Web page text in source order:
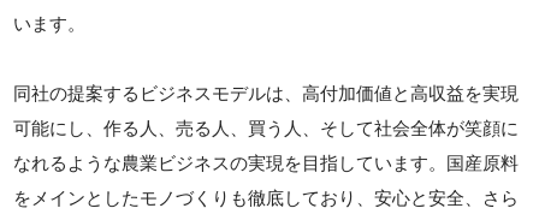
います。
同社の提案するビジネスモデルは、高付加価値と高収益を実現
可能にし、作る人、売る人、買う人、そして社会全体が笑顔に
なれるような農業ビジネスの実現を目指しています。国産原料
をメインとしたモノづくりも徹底しており、安心と安全、さら